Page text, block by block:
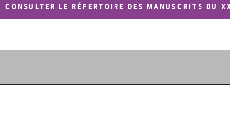
CONSULTER LE RÉPERTOIRE DES MANUSCRITS DU